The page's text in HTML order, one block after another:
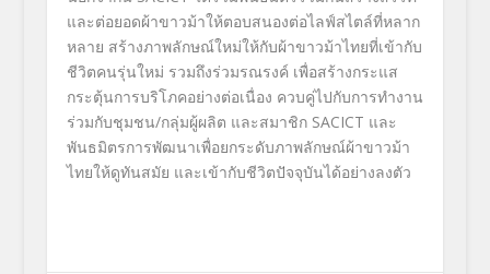
และต่อยอดผ้าขาวม้าให้ตอบสนองต่อไลฟ์สไตล์ที่หลาก
หลาย สร้างภาพลักษณ์ใหม่ให้กับผ้าขาวม้าไทยที่เข้ากับ
ชีวิตคนรุ่นใหม่ รวมถึงร่วมรณรงค์ เพื่อสร้างกระแส
กระตุ้นการบริโภคอย่างต่อเนื่อง ควบคู่ไปกับการทำงาน
ร่วมกับชุมชน/กลุ่มผู้ผลิต และสมาชิก SACICT และ
พันธมิตรการพัฒนาเพื่อยกระดับภาพลักษณ์ผ้าขาวม้า
ไทยให้ดูทันสมัย และเข้ากับชีวิตปัจจุบันได้อย่างลงตัว